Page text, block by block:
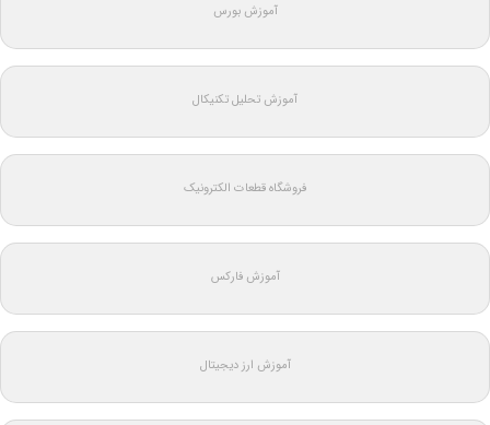
آموزش بورس
آموزش تحلیل تکنیکال
فروشگاه قطعات الکترونیک
آموزش فارکس
آموزش ارز دیجیتال